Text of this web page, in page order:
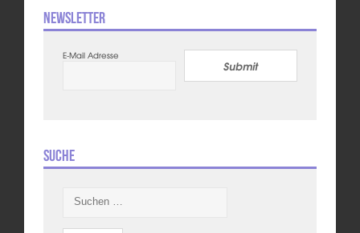
Newsletter
E-Mail Adresse
Submit
Suche
nach: